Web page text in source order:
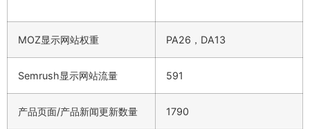
MOZ显示网站权重 PA26，DA13
Semrush显示网站流量 591
产品页面/产品新闻更新数量 1790